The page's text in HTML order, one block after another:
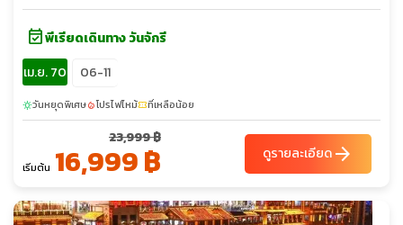
event_availableพีเรียดเดินทาง วันจักรี
เม.ย. 70
06-11
sunnyวันหยุดพิเศษlocal_fire_departmentโปรไฟไหม้confirmation_numberที่เหลือน้อย
เริ่มต้น
23,999 ฿
16,999 ฿ ดูรายละเอียดarrow_forward